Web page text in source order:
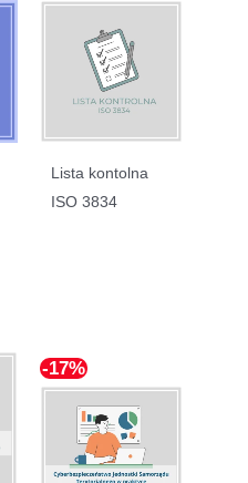
Lista kontolna
ISO 3834
-17%